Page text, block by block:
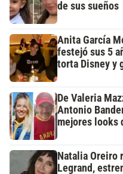
de sus sueños
Anita García
festejó sus 5
torta Disney y
De Valeria
Antonio
mejores looks
Natalia Oreiro
Legrand,